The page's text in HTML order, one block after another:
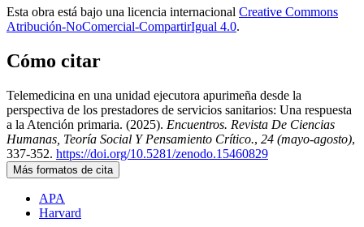
Esta obra está bajo una licencia internacional Creative Commons
Atribución-NoComercial-CompartirIgual 4.0.
Cómo citar
Telemedicina en una unidad ejecutora apurimeña desde la
perspectiva de los prestadores de servicios sanitarios: Una respuesta
a la Atención primaria. (2025). Encuentros. Revista De Ciencias
Humanas, Teoría Social Y Pensamiento Crítico., 24 (mayo-agosto),
337-352. https://doi.org/10.5281/zenodo.15460829
Más formatos de cita
APA
Harvard